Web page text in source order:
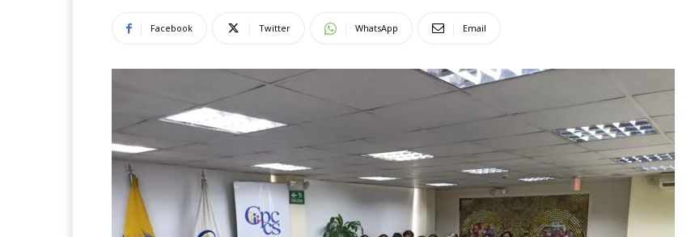
Facebook Twitter WhatsApp Email